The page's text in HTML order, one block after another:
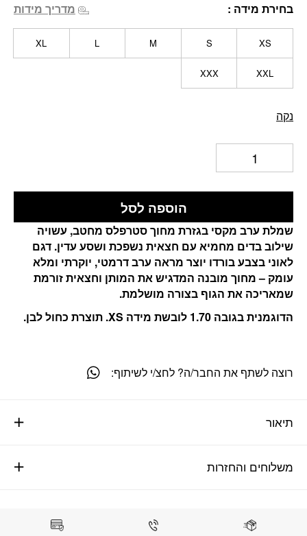
בחירת מידה מדריך מידות
XS
S
M
L
XL
XXL
XXX
נקה
הוספה לסל
שמלת ערב מקסי בגזרת מחוך סטרפלס מחטב, עשויה
שילוב בדים מחמיא עם חצאית נשפכת ושסע עדין. דגם
לאוני בצבע בורדו יוצר מראה ערב דרמטי, יוקרתי ומלא
עומק – מחוך מובנה המדגיש את המותן וחצאית זורמת
שמאריכה את הגוף בצורה מושלמת.
הדוגמנית בגובה 1.70 לובשת מידה XS. תוצרת כחול לבן.
תיאור
משלוחים והחזרות
רוצה לשתף את החבר/ה? לחצ/י לשיתוף: